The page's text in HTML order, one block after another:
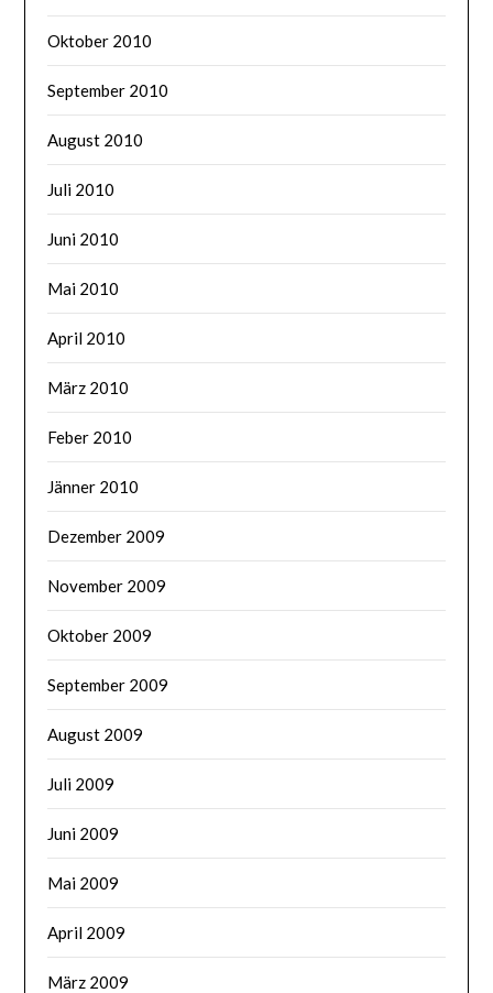
Oktober 2010
September 2010
August 2010
Juli 2010
Juni 2010
Mai 2010
April 2010
März 2010
Feber 2010
Jänner 2010
Dezember 2009
November 2009
Oktober 2009
September 2009
August 2009
Juli 2009
Juni 2009
Mai 2009
April 2009
März 2009